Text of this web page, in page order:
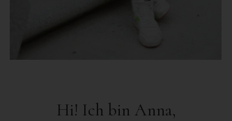
Hi! Ich bin Anna,